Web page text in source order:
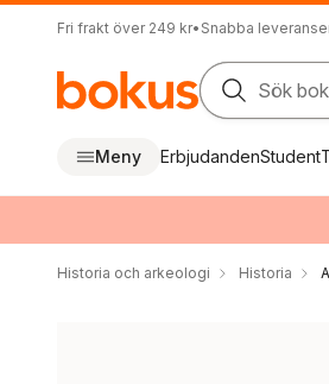
Fri frakt över 249 kr• Snabba
Sök
Meny ErbjudandenStudent
Historia och arkeologi Historia